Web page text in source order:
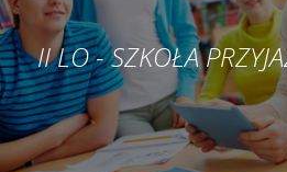
II LO - SZKOŁA